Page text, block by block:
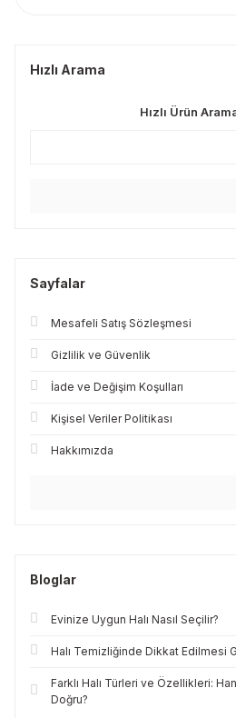
Hızlı Arama
Hızlı Ürün
Sayfalar
Mesafeli Satış Sözleşmesi
Gizlilik ve Güvenlik
İade ve Değişim Koşulları
Kişisel Veriler Politikası
Hakkımızda
Bloglar
Evinize Uygun Halı Nasıl Seçilir?
Halı Temizliğinde Dikkat Edilmesi
Farklı Halı Türleri ve Özellikleri:
Doğru?